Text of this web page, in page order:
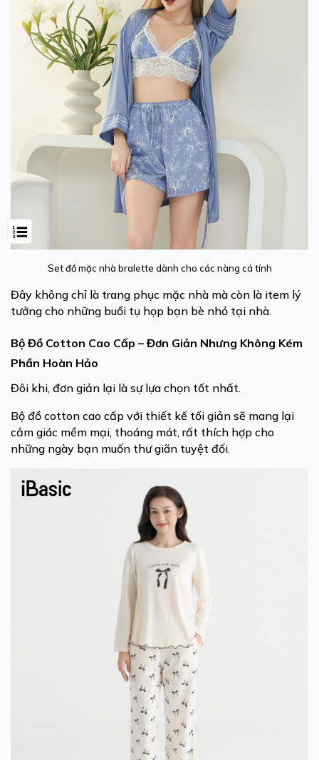
Set đồ mặc nhà bralette dành cho các nàng cá tính
Đây không chỉ là trang phục mặc nhà mà còn là item lý
tưởng cho những buổi tụ họp bạn bè nhỏ tại nhà.
Bộ Đồ Cotton Cao Cấp – Đơn Giản Nhưng Không Kém
Phần Hoàn Hảo
Đôi khi, đơn giản lại là sự lựa chọn tốt nhất.
Bộ đồ cotton cao cấp với thiết kế tối giản sẽ mang lại
cảm giác mềm mại, thoáng mát, rất thích hợp cho
những ngày bạn muốn thư giãn tuyệt đối.